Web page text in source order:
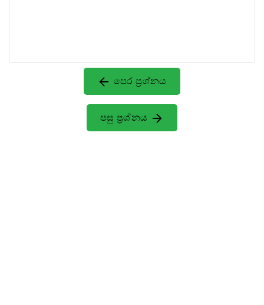
පෙර ප්‍රශ්නය
පසු ප්‍රශ්නය